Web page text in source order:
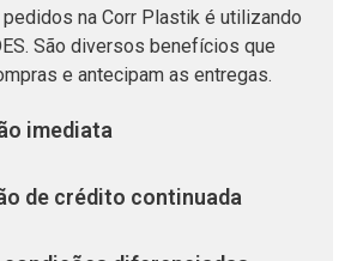
na Corr Plastik é utilizando
São diversos benefícios que
e antecipam as entregas.
imediata
de crédito continuada